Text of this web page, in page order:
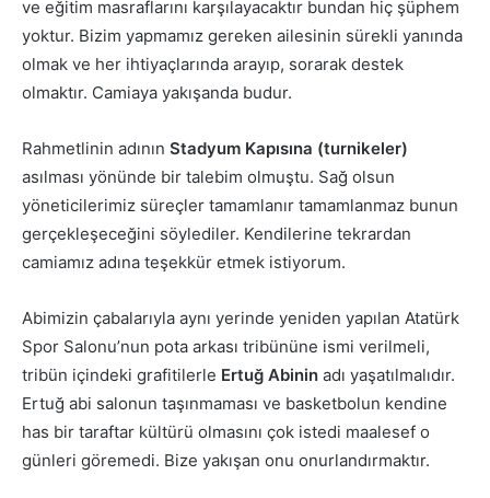
ve eğitim masraflarını karşılayacaktır bundan hiç şüphem
yoktur. Bizim yapmamız gereken ailesinin sürekli yanında
olmak ve her ihtiyaçlarında arayıp, sorarak destek
olmaktır. Camiaya yakışanda budur.
Rahmetlinin adının Stadyum Kapısına (turnikeler)
asılması yönünde bir talebim olmuştu. Sağ olsun
yöneticilerimiz süreçler tamamlanır tamamlanmaz bunun
gerçekleşeceğini söylediler. Kendilerine tekrardan
camiamız adına teşekkür etmek istiyorum.
Abimizin çabalarıyla aynı yerinde yeniden yapılan Atatürk
Spor Salonu’nun pota arkası tribününe ismi verilmeli,
tribün içindeki grafitilerle Ertuğ Abinin adı yaşatılmalıdır.
Ertuğ abi salonun taşınmaması ve basketbolun kendine
has bir taraftar kültürü olmasını çok istedi maalesef o
günleri göremedi. Bize yakışan onu onurlandırmaktır.